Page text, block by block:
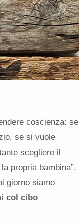
coscienza: se
se si vuole
scegliere il
propria bambina”.
giorno siamo
col cibo